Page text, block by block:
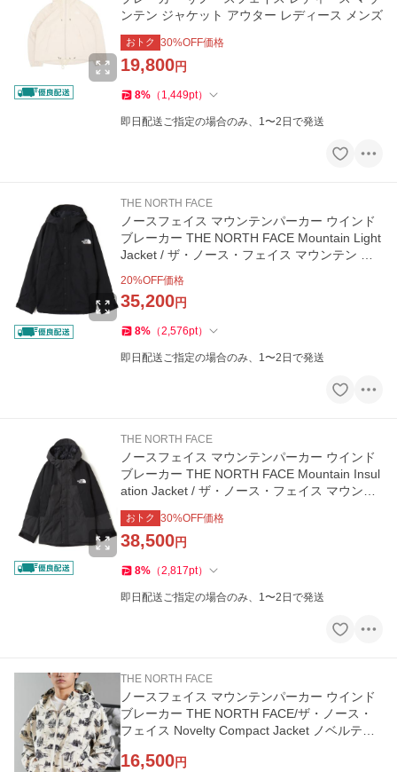
ンテン ジャケット アウター レディース メンズ
おトク 30%OFF価格
19,800円
8% （ 1,449pt）
即日配送ご指定の場合のみ、1〜2日で発送
THE NORTH FACE
ノースフェイス マウンテンパーカー ウインド
ブレーカー THE NORTH FACE Mountain Light
Jacket / ザ・ノース・フェイス マウンテン ラ
20%OFF価格
35,200円
8% （2,576pt）
即日配送ご指定の場合のみ、1〜2日で発送
THE NORTH FACE
ノースフェイス マウンテンパーカー ウインド
ブレーカー THE NORTH FACE Mountain Insul
ation Jacket / ザ・ノース・フェイス マウンテ
ン インサレーショ…
おトク 30%OFF価格
38,500円
8% （2,817pt）
即日配送ご指定の場合のみ、1〜2日で発送
THE NORTH FACE
ノースフェイス マウンテンパーカー ウインド
ブレーカー THE NORTH FACE/ザ・ノース・
フェイス Novelty Compact Jacket ノベルティ
16,500円